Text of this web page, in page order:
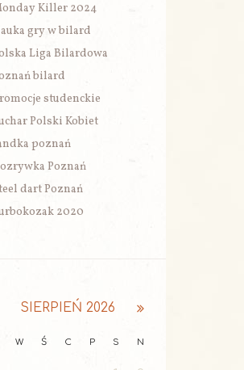
Killer 2024
gry w bilard
Liga Bilardowa
bilard
studenckie
Polski Kobiet
poznań
Poznań
dart Poznań
2020
SIERPIEŃ 2026
W Ś C P S N